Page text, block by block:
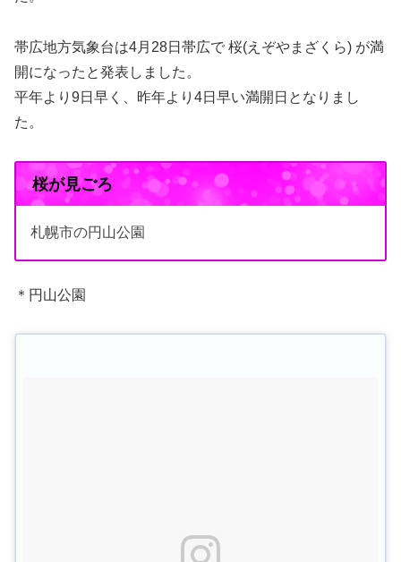
帯広地方気象台は4月28日帯広で 桜(えぞやまざくら) が満
開になったと発表しました。
平年より9日早く、昨年より4日早い満開日となりまし
た。
桜が見ごろ
札幌市の円山公園
＊円山公園